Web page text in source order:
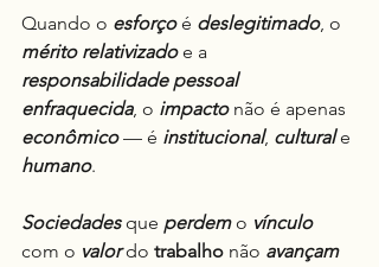
Quando o esforço é deslegitimado, o
mérito relativizado e a
responsabilidade pessoal
enfraquecida, o impacto não é apenas
econômico — é institucional, cultural e
humano.
Sociedades que perdem o vínculo
com o valor do trabalho não avançam